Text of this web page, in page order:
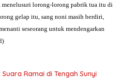
lorong-lorong pabrik tua itu di
gelap itu, sang noni masih berdiri,
seseorang untuk mendengarkan
Ramai di Tengah Sunyi